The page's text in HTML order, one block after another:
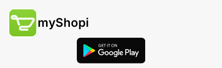
myShopi